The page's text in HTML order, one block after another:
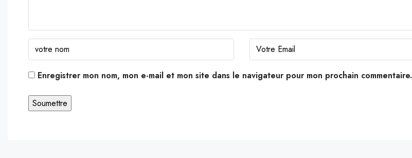
Enregistrer mon nom, mon e-mail et mon site dans le navigateur pour mon prochain commentaire.